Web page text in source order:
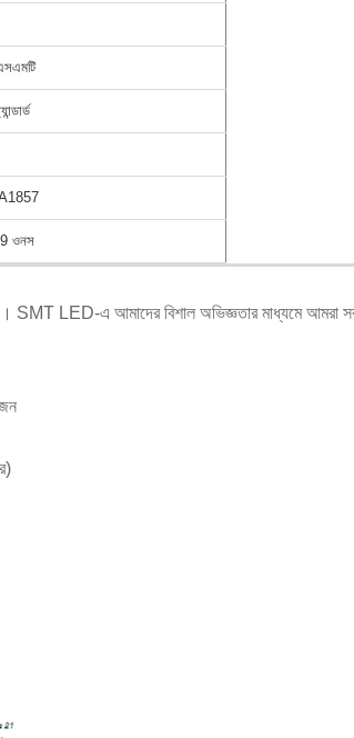
ওনস
LED-এ আমাদের বিশাল অভিজ্ঞতার মাধ্যমে আমরা সব